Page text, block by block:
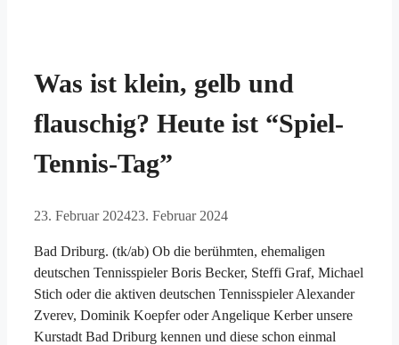
Was ist klein, gelb und
flauschig? Heute ist “Spiel-
Tennis-Tag”
23. Februar 202423. Februar 2024
Bad Driburg. (tk/ab) Ob die berühmten, ehemaligen
deutschen Tennisspieler Boris Becker, Steffi Graf, Michael
Stich oder die aktiven deutschen Tennisspieler Alexander
Zverev, Dominik Koepfer oder Angelique Kerber unsere
Kurstadt Bad Driburg kennen und diese schon einmal